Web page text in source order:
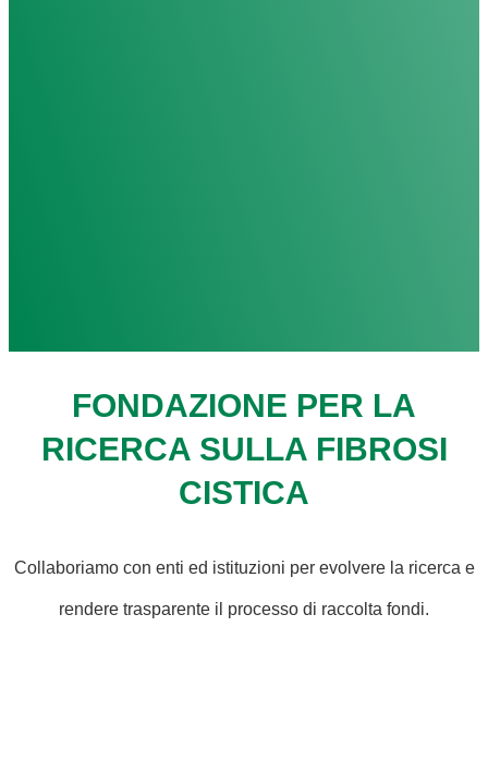
FONDAZIONE PER LA
RICERCA SULLA FIBROSI
CISTICA
Collaboriamo con enti ed istituzioni per evolvere la ricerca e
rendere trasparente il processo di raccolta fondi.